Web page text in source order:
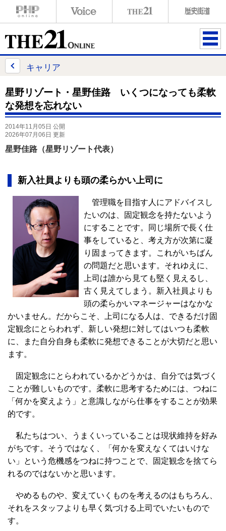
ME
キャリア
星野リゾート・星野佳路 いくつになっても柔軟
な発想を忘れない
2014年11月05日 公開
2026年07月06日 更新
星野佳路（星野リゾート代表）
新入社員よりも頭の柔らかい上司に
管理職を目指す人にアドバイスし
たいのは、固定観念を持たないよう
にすることです。同じ場所で長く仕
事をしていると、考え方が次第に凝
り固まってきます。これがいちばん
の問題だと思います。それゆえに、
上司は誰から見ても堅く見えるし、
古く見えてしまう。新入社員よりも
頭の柔らかいマネージャーはなかな
かいません。だからこそ、上司になる人は、できるだけ固
定観念にとらわれず、新しい発想に対してはいつも柔軟
に、また自分自身も柔軟に発想できることが大切だと思い
ます。
固定観念にとらわれているかどうかは、自分では気づく
ことが難しいものです。柔軟に思考するためには、つねに
「何かを変えよう」と意識しながら仕事をすることが効果
的です。
私たちはつい、うまくいっていることは現状維持を好み
がちです。そうではなく、「何かを変えなくてはいけな
い」という危機感をつねに持つことで、固定観念を捨てら
れるのではないかと思います。
やめるものや、変えていくものを考えるのはもちろん、
それをスタッフよりも早く気づける上司でいたいもので
す。